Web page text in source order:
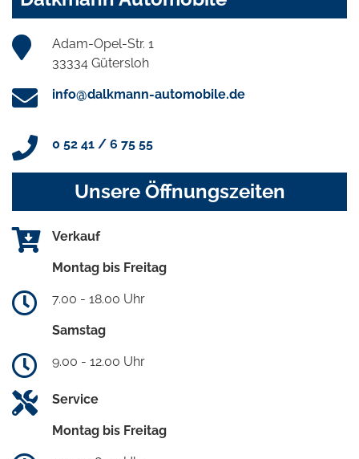
Adam-Opel-Str. 1
33334 Gütersloh
info@dalkmann-automobile.de
0 52 41 / 6 75 55
Unsere Öffnungszeiten
Verkauf
Montag bis Freitag
7.00 - 18.00 Uhr
Samstag
9.00 - 12.00 Uhr
Service
Montag bis Freitag